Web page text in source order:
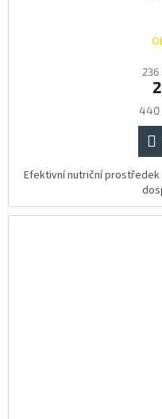
236
440
Efektivní nutriční